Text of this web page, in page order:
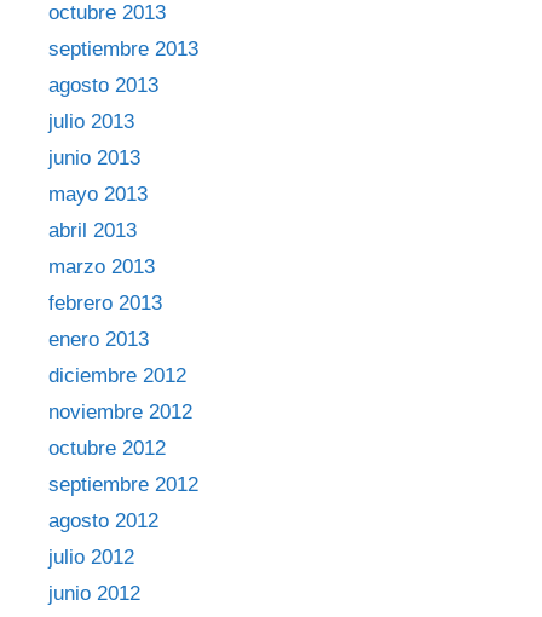
octubre 2013
septiembre 2013
agosto 2013
julio 2013
junio 2013
mayo 2013
abril 2013
marzo 2013
febrero 2013
enero 2013
diciembre 2012
noviembre 2012
octubre 2012
septiembre 2012
agosto 2012
julio 2012
junio 2012